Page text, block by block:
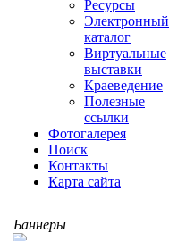
Ресурсы
Электронный
каталог
Виртуальные
выставки
Краеведение
Полезные
ссылки
Фотогалерея
Поиск
Контакты
Карта сайта
Баннеры